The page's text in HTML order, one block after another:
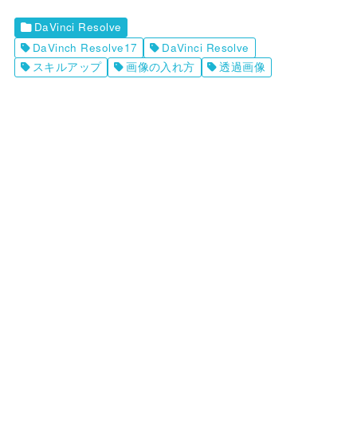
DaVinci Resolve
DaVinch Resolve17
DaVinci Resolve
スキルアップ
画像の入れ方 透過画像